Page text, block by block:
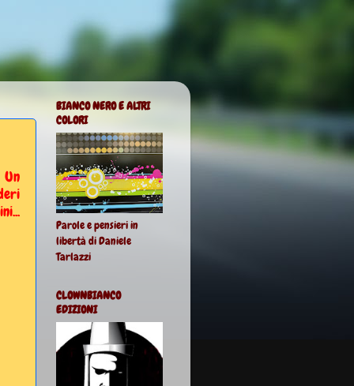
BIANCO NERO E ALTRI
COLORI
Parole e pensieri in
libertà di Daniele
Tarlazzi
CLOWNBIANCO
EDIZIONI